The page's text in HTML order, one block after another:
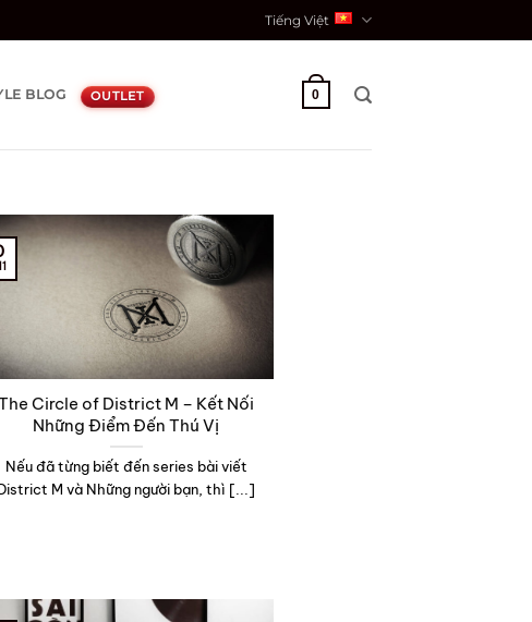
Tiếng Việt
BLOG OUTLET 0
Circle of District M – Kết Nối
Những Điểm Đến Thú Vị
Nếu đã từng biết đến series bài viết
M và Những người bạn, thì [...]